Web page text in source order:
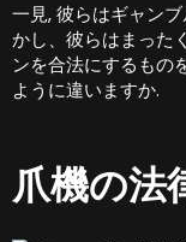
一見, 彼らはギャン
かし、彼らはまった
ンを合法にするもの
ように違いますか.
爪機の法